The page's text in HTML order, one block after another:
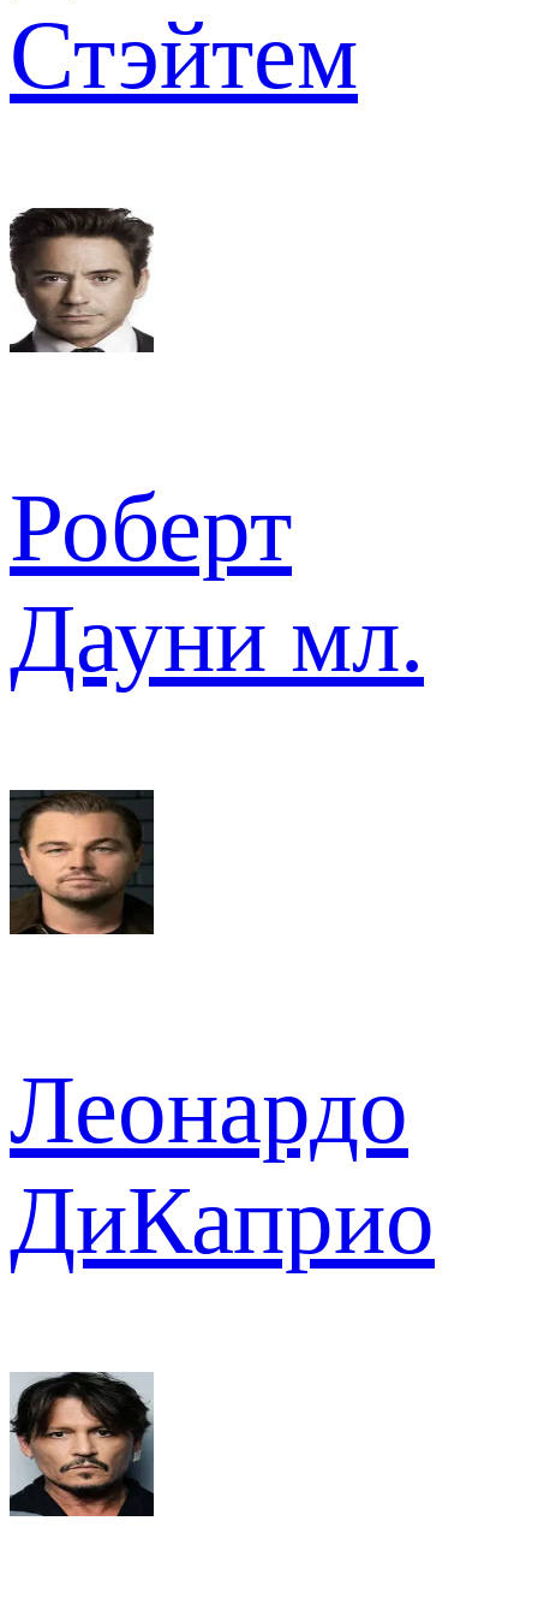
Стэйтем
Роберт
Дауни мл.
Леонардо
ДиКаприо